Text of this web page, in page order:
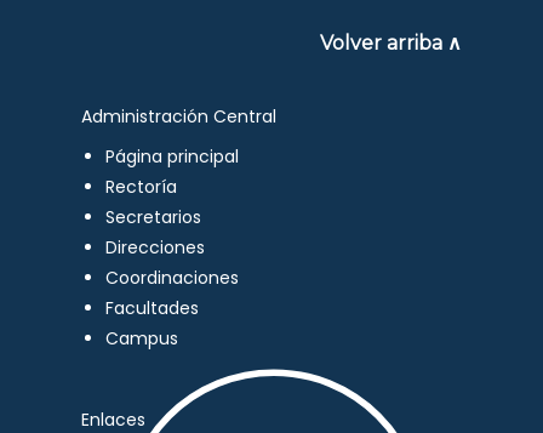
Volver arriba ∧
Administración Central
Página principal
Rectoría
Secretarios
Direcciones
Coordinaciones
Facultades
Campus
Enlaces